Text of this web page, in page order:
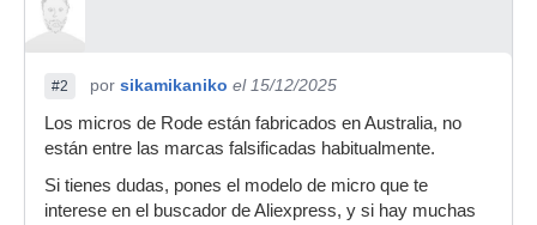
#2 por sikamikaniko el 15/12/2025
Los micros de Rode están fabricados en Australia, no
están entre las marcas falsificadas habitualmente.
Si tienes dudas, pones el modelo de micro que te
interese en el buscador de Aliexpress, y si hay muchas